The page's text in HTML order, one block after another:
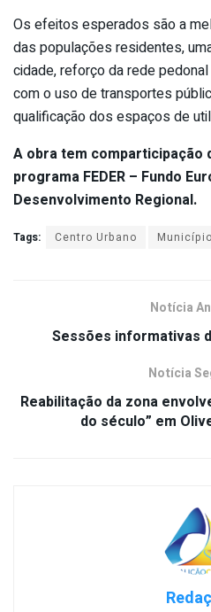
Os efeitos esperados são a
das populações residentes,
cidade, reforço da rede
com o uso de transportes
qualificação dos espaços de
A obra tem comparticipação
programa FEDER – Fundo
Desenvolvimento Regional.
Tags: Centro Urbano
Notícia
Sessões informativas
Notícia
Reabilitação da zona
do século” em